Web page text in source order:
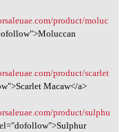
product/moluc
product/scarlet
Macaw</a>
product/sulphu